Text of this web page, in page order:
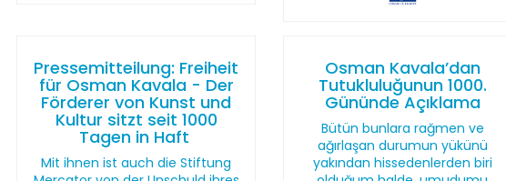
Pressemitteilung: Freiheit
für Osman Kavala - Der
Förderer von Kunst und
Kultur sitzt seit 1000
Tagen in Haft
Mit ihnen ist auch die Stiftung
Osman Kavala’dan
Tutukluluğunun 1000.
Gününde Açıklama
Bütün bunlara rağmen ve
ağırlaşan durumun yükünü
yakından hissedenlerden biri